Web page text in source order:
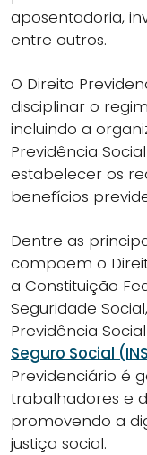
aposentadoria,
entre outros.
O Direito
disciplinar o
incluindo a
Previdência
estabelecer os
benefícios
Dentre as
compõem o
a Constituição
Seguridade
Previdência
Seguro Social
Previdenciário é
trabalhadores e
promovendo a
justiça social.